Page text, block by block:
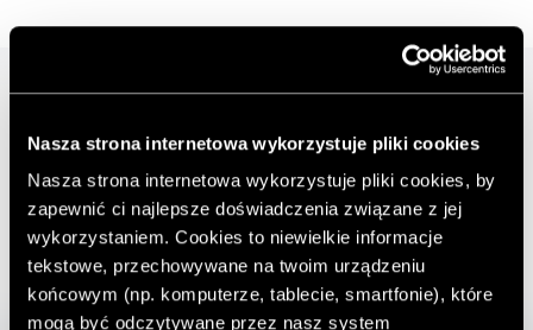
Nasza strona internetowa wykorzystuje pliki cookies
Nasza strona internetowa wykorzystuje pliki cookies, by
zapewnić ci najlepsze doświadczenia związane z jej
wykorzystaniem. Cookies to niewielkie informacje
tekstowe, przechowywane na twoim urządzeniu
końcowym (np. komputerze, tablecie, smartfonie), które
mogą być odczytywane przez nasz system